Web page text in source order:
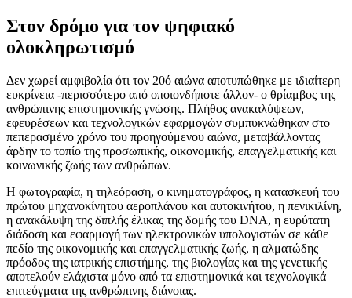
Στον δρόμο για τον ψηφιακό
ολοκληρωτισμό
Δεν χωρεί αμφιβολία ότι τον 20ό αιώνα αποτυπώθηκε με ιδιαίτερη
ευκρίνεια -περισσότερο από οποιονδήποτε άλλον- ο θρίαμβος της
ανθρώπινης επιστημονικής γνώσης. Πλήθος ανακαλύψεων,
εφευρέσεων και τεχνολογικών εφαρμογών συμπυκνώθηκαν στο
πεπερασμένο χρόνο του προηγούμενου αιώνα, μεταβάλλοντας
άρδην το τοπίο της προσωπικής, οικονομικής, επαγγελματικής και
κοινωνικής ζωής των ανθρώπων.
Η φωτογραφία, η τηλεόραση, ο κινηματογράφος, η κατασκευή του
πρώτου μηχανοκίνητου αεροπλάνου και αυτοκινήτου, η πενικιλίνη,
η ανακάλυψη της διπλής έλικας της δομής του DNA, η ευρύτατη
διάδοση και εφαρμογή των ηλεκτρονικών υπολογιστών σε κάθε
πεδίο της οικονομικής και επαγγελματικής ζωής, η αλματώδης
πρόοδος της ιατρικής επιστήμης, της βιολογίας και της γενετικής
αποτελούν ελάχιστα μόνο από τα επιστημονικά και τεχνολογικά
επιτεύγματα της ανθρώπινης διάνοιας.